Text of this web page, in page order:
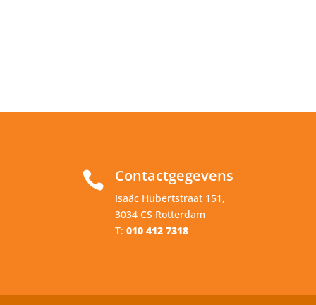
 Contactgegevens
Isaäc Hubertstraat 151,
3034 CS Rotterdam
T:010 412 7318